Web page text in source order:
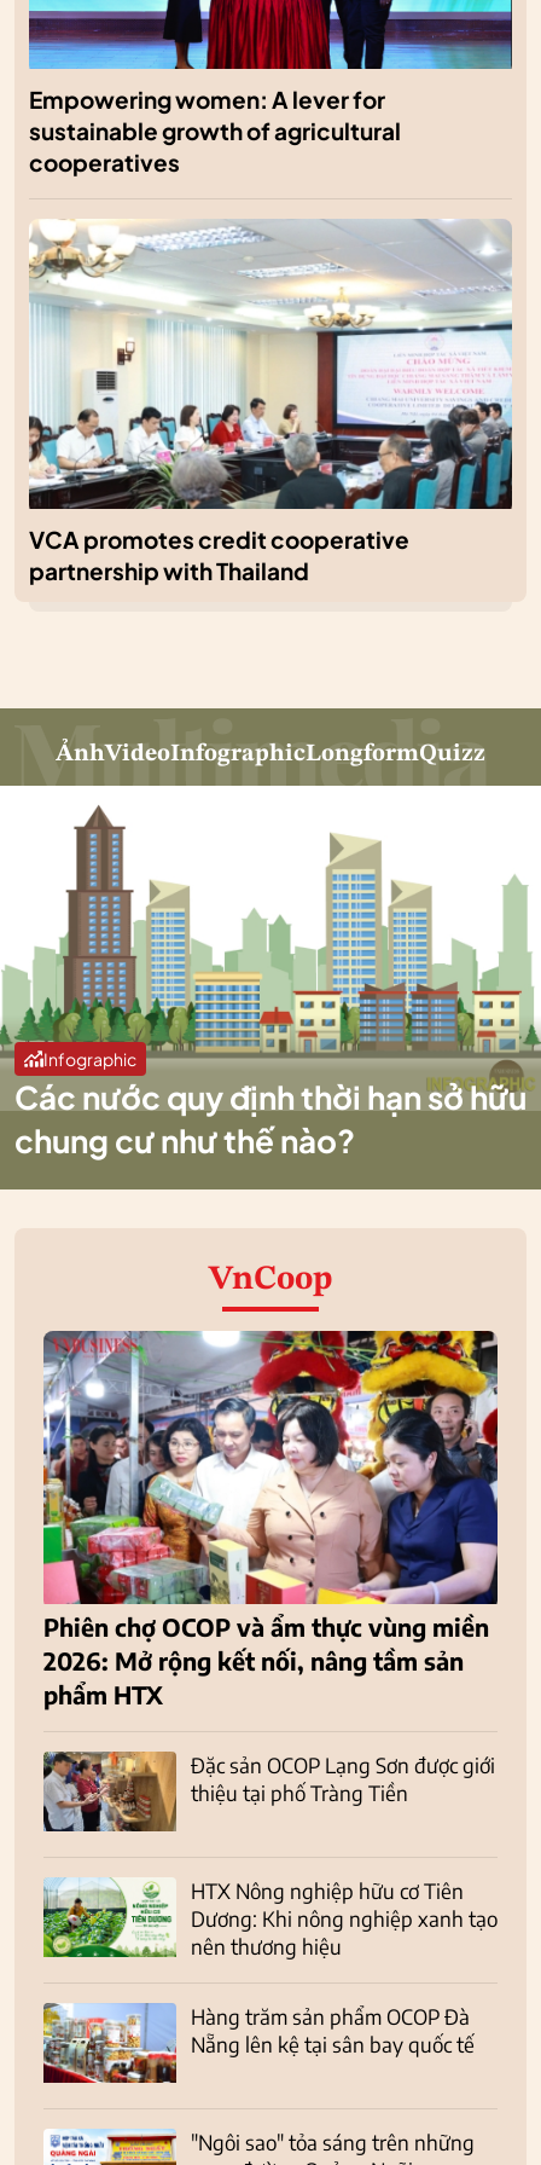
Empowering women: A lever for
sustainable growth of agricultural
cooperatives
VCA promotes credit cooperative
partnership with Thailand
ẢnhVideoInfographicLongformQuizz
Infographic
Các nước quy định thời hạn sở hữu
chung cư như thế nào?
VnCoop
Phiên chợ OCOP và ẩm thực vùng miền
2026: Mở rộng kết nối, nâng tầm sản
phẩm HTX
Đặc sản OCOP Lạng Sơn được giới
thiệu tại phố Tràng Tiền
HTX Nông nghiệp hữu cơ Tiên
Dương: Khi nông nghiệp xanh tạo
nên thương hiệu
Hàng trăm sản phẩm OCOP Đà
Nẵng lên kệ tại sân bay quốc tế
"Ngôi sao" tỏa sáng trên những